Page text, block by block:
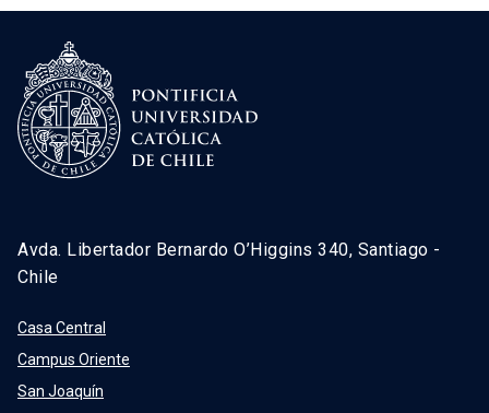
Avda. Libertador Bernardo O’Higgins 340, Santiago -
Chile
Casa Central
Campus Oriente
San Joaquín